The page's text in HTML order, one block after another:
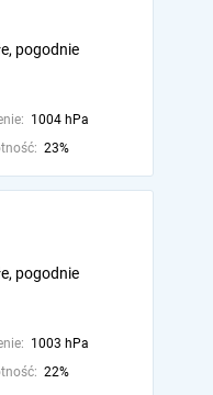
pogodnie
1004 hPa
23%
pogodnie
1003 hPa
22%